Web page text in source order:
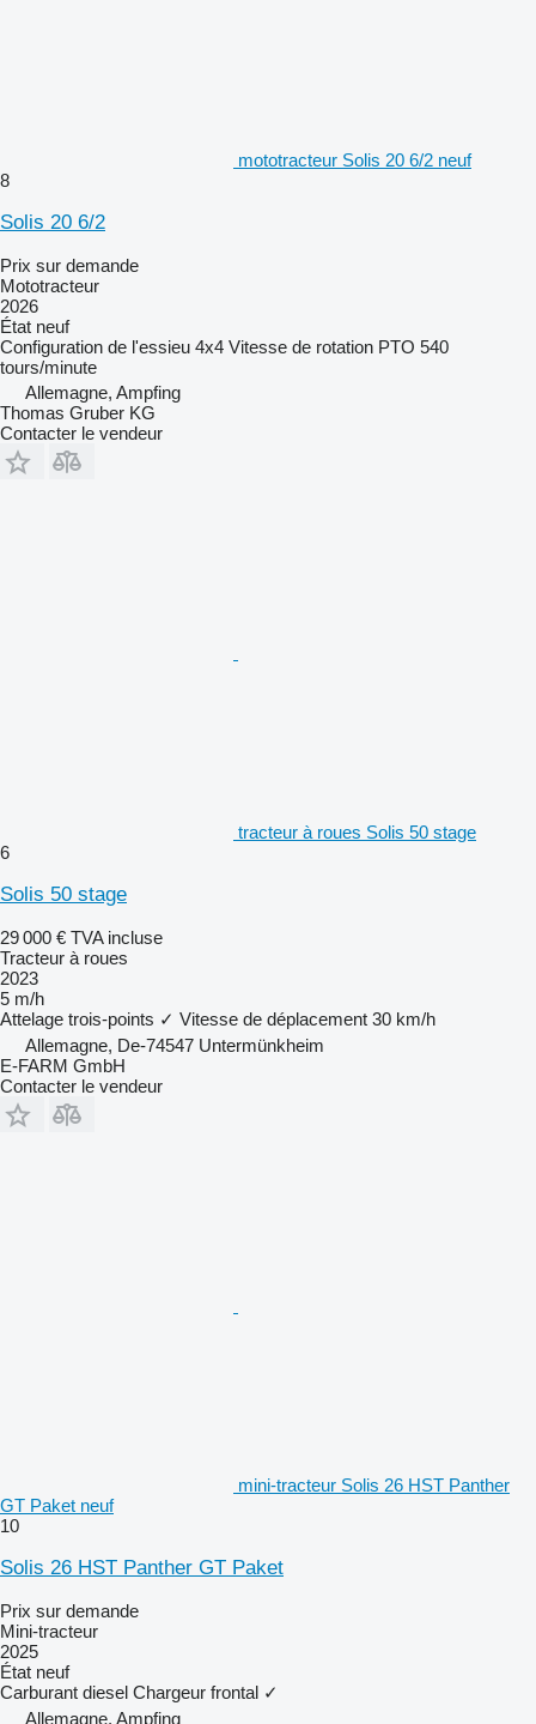
mototracteur Solis 20 6/2 neuf
8
Solis 20 6/2
Prix sur demande
Mototracteur
2026
État neuf
Configuration de l'essieu 4x4 Vitesse de rotation PTO 540
tours/minute
Allemagne, Ampfing
Thomas Gruber KG
Contacter le vendeur
tracteur à roues Solis 50 stage
6
Solis 50 stage
29 000 € TVA incluse
Tracteur à roues
2023
5 m/h
Attelage trois-points ✓ Vitesse de déplacement 30 km/h
Allemagne, De-74547 Untermünkheim
E-FARM GmbH
Contacter le vendeur
mini-tracteur Solis 26 HST Panther
GT Paket neuf
10
Solis 26 HST Panther GT Paket
Prix sur demande
Mini-tracteur
2025
État neuf
Carburant diesel Chargeur frontal ✓
Allemagne, Ampfing